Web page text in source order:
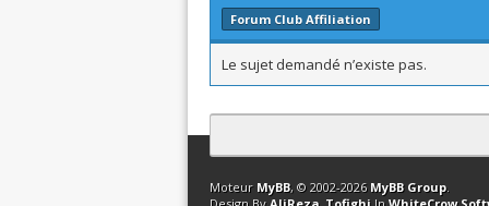
Forum Club Affiliation
Le sujet demandé n’existe pas.
Contact Club Affiliation Retourner en
Moteur MyBB, © 2002-2026 MyBB Group.